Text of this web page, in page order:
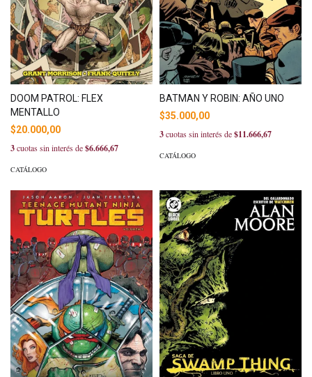
DOOM PATROL: FLEX
MENTALLO
$20.000,00
3cuotas sin interés de$6.666,67
CATÁLOGO
BATMAN Y ROBIN: AÑO UNO
$35.000,00
3cuotas sin interés de$11.666,67
CATÁLOGO